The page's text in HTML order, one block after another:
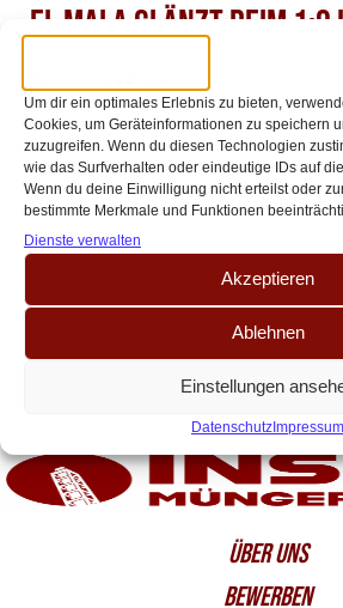
Um dir ein optimales Erlebnis zu bieten,
Cookies, um Geräteinformationen zu speichern
zuzugreifen. Wenn du diesen Technologien
wie das Surfverhalten oder eindeutige IDs auf
Wenn du deine Einwilligung nicht erteilst oder
bestimmte Merkmale und Funktionen
Dienste verwalten
Akzeptieren
Ablehnen
Einstellungen
DatenschutzImpressum
El Mala glänzt beim 1:0
Hoffenheim – Heintz-
für FC-Euphorie
Der 1. FC Köln meldet sich mit einem wichtigen
1:0-Erfolg gegen die TSG Hoffenheim zeigt die
Timo Schultz eine[…]
ÜBER UNS
BEWERBEN